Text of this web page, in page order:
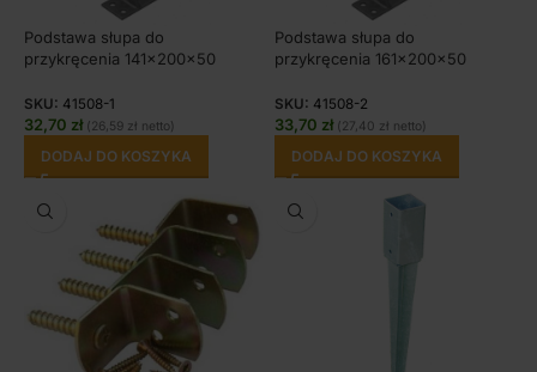
Podstawa słupa do
przykręcenia 141x200x50
SKU: 41508-1
32,70 zł (26,59 zł netto)
DODAJ DO KOSZYKA
Podstawa słupa do
przykręcenia 161x200x50
SKU: 41508-2
33,70 zł (27,40 zł netto)
DODAJ DO KOSZYKA